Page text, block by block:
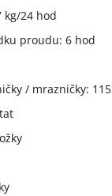
kg/24 hod
proudu: 6 hod
/ mrazničky: